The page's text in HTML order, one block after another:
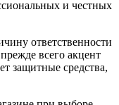
и честных
ответственности
всего акцент
защитные средства,